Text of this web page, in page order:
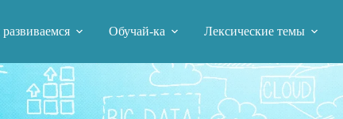
Обучай-ка Лексические темы